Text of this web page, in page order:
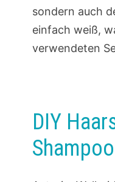
sondern auch
einfach weiß,
verwendeten
DIY